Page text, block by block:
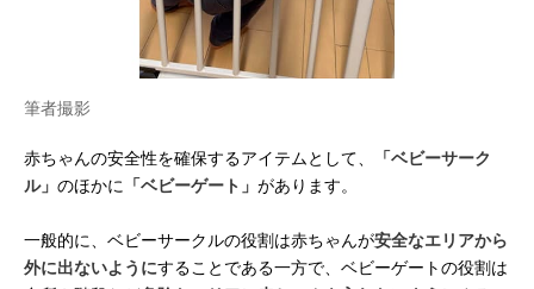
筆者撮影
赤ちゃんの安全性を確保するアイテムとして、
「ベビーサーク
ル」 のほかに 「ベビーゲート」 があります。
一般的に、ベビーサークルの役割は赤ちゃんが安全なエリアから
外に出ないようにすることである一方で、ベビーゲートの役割は